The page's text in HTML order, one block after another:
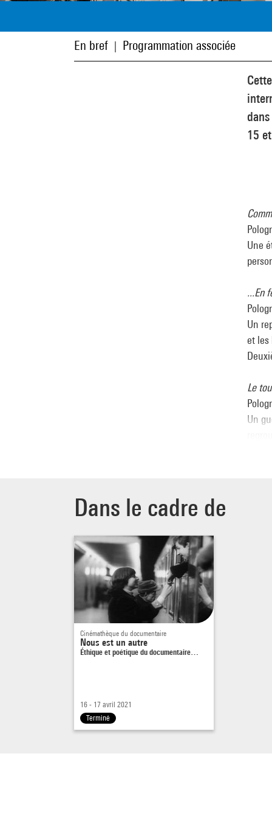
En bref Programmation associée
15
Une
...En
Un
et les
Le
Un
Dans le cadre de
Cinémathèque du documentaire
Nous est un autre
Éthique et poétique du documentaire…
16 - 17 avril 2021
Terminé